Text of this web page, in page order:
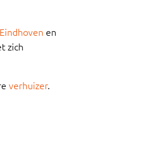
Eindhoven en
zich
verhuizer.